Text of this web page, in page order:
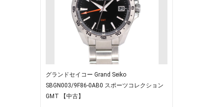
グランドセイコー Grand Seiko
SBGN003/9F86-0AB0 スポーツコレクション
GMT 【中古】